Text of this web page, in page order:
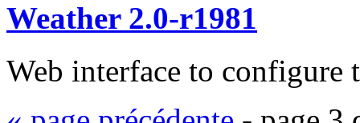
Weather 2.0-r1981
Web interface to configure